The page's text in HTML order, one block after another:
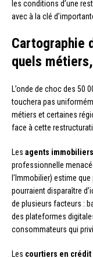
les conditions d’une
avec à la clé
Cartographie
quels
L’onde de choc des 50
touchera pas
métiers et certaines
face à cette
Les agents immobiliers
professionnelle
l’Immobilier) estime
pourraient disparaître
de plusieurs facteurs :
des plateformes
consommateurs qui
Les courtiers en